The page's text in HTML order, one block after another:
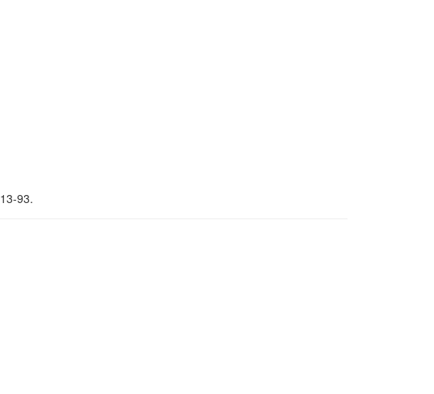
93.